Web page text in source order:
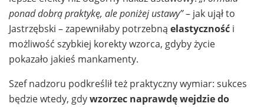
ponad dobrą praktykę, ale poniżej ustawy”– jak ujął to
Jastrzębski – zapewniłaby potrzebną elastyczność i
możliwość szybkiej korekty wzorca, gdyby życie
pokazało jakieś mankamenty.
Szef nadzoru podkreślił też praktyczny wymiar: sukces
będzie wtedy, gdywzorzec naprawdę wejdzie do